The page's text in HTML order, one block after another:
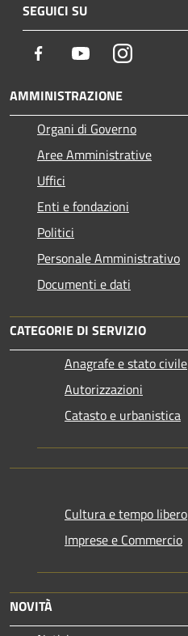
SEGUICI SU
Facebook YoutubeInstagram
AMMINISTRAZIONE
Organi di Governo
Aree Amministrative
Uffici
Enti e fondazioni
Politici
Personale Amministrativo
Documenti e dati
CATEGORIE DI SERVIZIO
Anagrafe e stato civile
Autorizzazioni
Catasto e urbanistica
Cultura e tempo libero
Imprese e Commercio
NOVITÀ